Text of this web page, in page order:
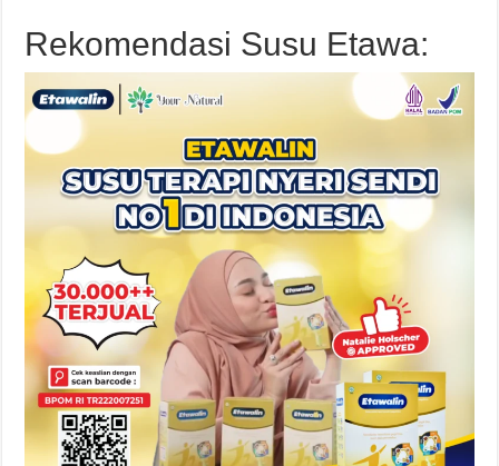
Rekomendasi Susu Etawa: